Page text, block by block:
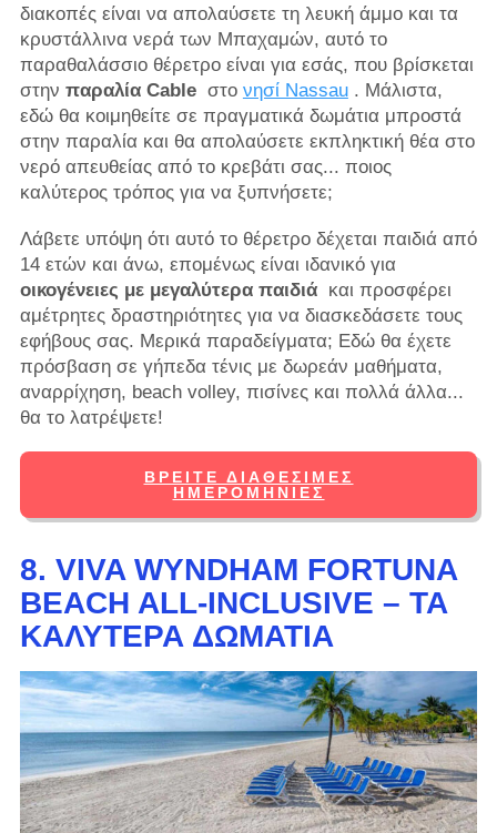
διακοπές είναι να απολαύσετε τη λευκή άμμο και τα
κρυστάλλινα νερά των Μπαχαμών, αυτό το
παραθαλάσσιο θέρετρο είναι για εσάς, που βρίσκεται
στην παραλία Cableστο νησί Nassau. Μάλιστα,
εδώ θα κοιμηθείτε σε πραγματικά δωμάτια μπροστά
στην παραλία και θα απολαύσετε εκπληκτική θέα στο
νερό απευθείας από το κρεβάτι σας... ποιος
καλύτερος τρόπος για να ξυπνήσετε;
Λάβετε υπόψη ότι αυτό το θέρετρο δέχεται παιδιά από
14 ετών και άνω, επομένως είναι ιδανικό για
οικογένειες με μεγαλύτερα παιδιάκαι προσφέρει
αμέτρητες δραστηριότητες για να διασκεδάσετε τους
εφήβους σας. Μερικά παραδείγματα; Εδώ θα έχετε
πρόσβαση σε γήπεδα τένις με δωρεάν μαθήματα,
αναρρίχηση, beach volley, πισίνες και πολλά άλλα...
θα το λατρέψετε!
ΒΡΕΊΤΕ ΔΙΑΘΈΣΙΜΕΣ
ΗΜΕΡΟΜΗΝΊΕΣ
8. VIVA WYNDHAM FORTUNA
BEACH ALL-INCLUSIVE – ΤΑ
ΚΑΛΎΤΕΡΑ ΔΩΜΆΤΙΑ